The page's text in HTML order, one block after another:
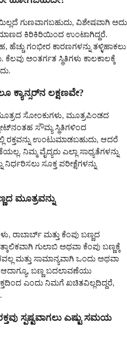
ಗುಣವಾಗಬಹುದು, ವಿಶೇಷವಾಗಿ ಅದು
ಕಿರಿಕಿರಿಯಿಂದ ಉಂಟಾಗಿದ್ದರೆ.
ಹೆಚ್ಚು ಗಂಭೀರ ಕಾರಣಗಳನ್ನು ತಳ್ಳಿಹಾಕಲು
ಕೆಲವು ಅಂತರ್ಗತ ಸ್ಥಿತಿಗಳು ಕಾಲಕಾಲಕ್ಕೆ
ಕ್ಯಾನ್ಸರ್‌ನ ಲಕ್ಷಣವೇ?
ಮೂತ್ರದ ಸೋಂಕುಗಳು, ಮೂತ್ರಪಿಂಡದ
ಸೌಮ್ಯ ಸ್ಥಿತಿಗಳಿಂದ
ರಕ್ತವನ್ನು ಉಂಟುಮಾಡಬಹುದು, ಆದರೆ
ನಿಮ್ಮ ವೈದ್ಯರು ಎಲ್ಲಾ ಸಾಧ್ಯತೆಗಳನ್ನು
ನಿರ್ಧರಿಸಲು ಸೂಕ್ತ ಪರೀಕ್ಷೆಗಳನ್ನು
ಮೂತ್ರವನ್ನು
ರಾಬಾರ್ಬ್ ಮತ್ತು ಕೆಂಪು ಬಣ್ಣದ
ಗುಲಾಬಿ ಅಥವಾ ಕೆಂಪು ಬಣ್ಣಕ್ಕೆ
ಮತ್ತು ಸಾಮಾನ್ಯವಾಗಿ ಒಂದು ಅಥವಾ
ಆದಾಗ್ಯೂ, ಬಣ್ಣ ಬದಲಾವಣೆಯು
ಎಂದು ನಿಮಗೆ ಖಚಿತವಿಲ್ಲದಿದ್ದರೆ,
ಸ್ಪಷ್ಟವಾಗಲು ಎಷ್ಟು ಸಮಯ